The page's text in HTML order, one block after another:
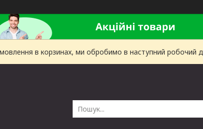
в корзинах, ми обробимо в наступний